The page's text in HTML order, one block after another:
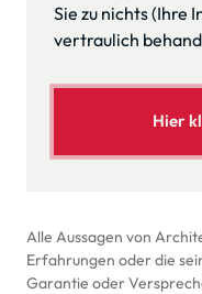
Sie zu nichts (Ihre
vertraulich
Hier
Alle Aussagen von
Erfahrungen oder die
Garantie oder